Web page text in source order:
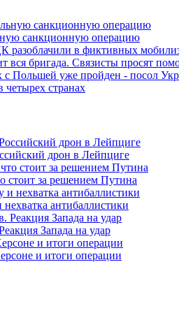
санкционную операцию
разоблачили в фиктивных
вся бригада. Связисты просят
с Польшей уже пройден - посол
четырех странах
дрон в Лейпциге
стоит за решением Путина
антибаллистики
Запада на удар
и итоги операции